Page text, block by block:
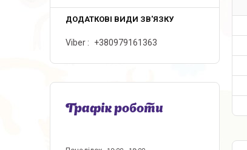
Viber +380979161363
Графік роботи